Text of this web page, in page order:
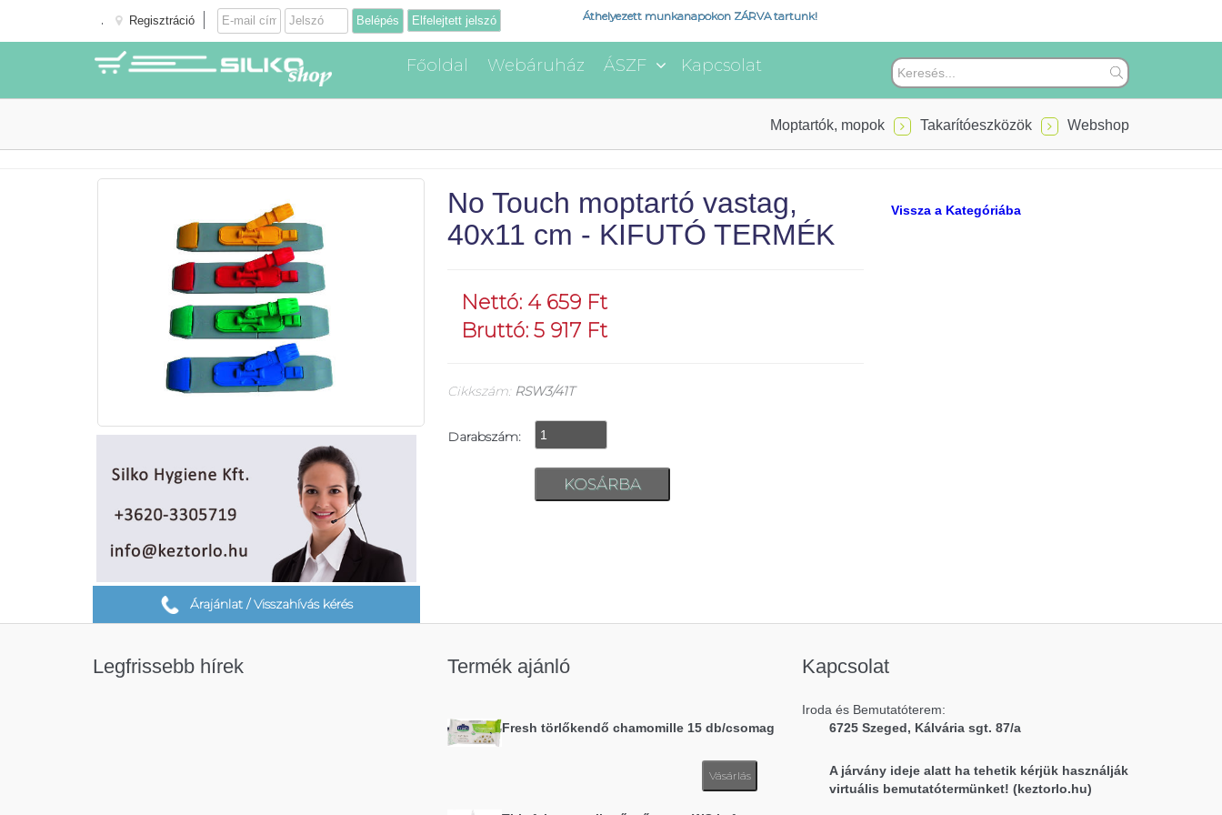
Regisztráció Elfelejtett jelszó Áthelyezett munkanapokon ZÁRVA tartunk!
Főoldal Webáruház ÁSZF Kapcsolat
Webshop
Takarítóeszközök
Moptartók, mopok
Árajánlat / Visszahívás kérés
No Touch moptartó vastag,
40x11 cm - KIFUTÓ TERMÉK
Nettó: 4 659 Ft
Bruttó: 5 917 Ft
Cikkszám: RSW3/41T
Darabszám:
Vissza a Kategóriába
Legfrissebb hírek Termék ajánló
Fresh törlőkendő chamomille 15 db/csomag
Vásárlás
Kapcsolat
Iroda és Bemutatóterem:
6725 Szeged, Kálvária sgt. 87/a
A járvány ideje alatt ha tehetik kérjük használják
virtuális bemutatótermünket! (keztorlo.hu)